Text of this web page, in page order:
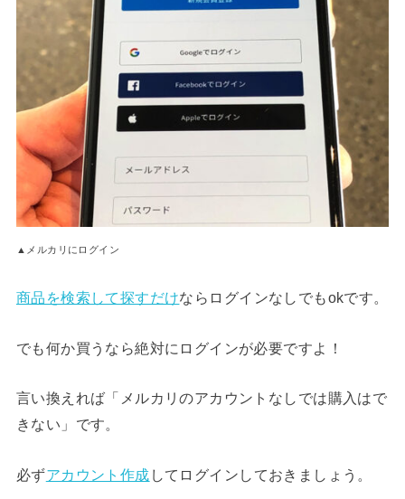
▲メルカリにログイン
商品を検索して探すだけならログインなしでもokです。
でも何か買うなら絶対にログインが必要ですよ！
言い換えれば「メルカリのアカウントなしでは購入はで
きない」です。
必ずアカウント作成 してログインしておきましょう。